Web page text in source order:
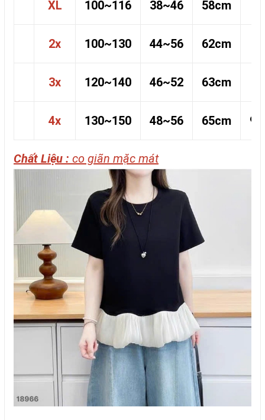
XL 100~116 38~46 58cm
2x 100~130 44~56 62cm
3x 120~140 46~52 63cm
4x 130~150 48~56 65cm
Chất Liệu : co giãn mặc mát